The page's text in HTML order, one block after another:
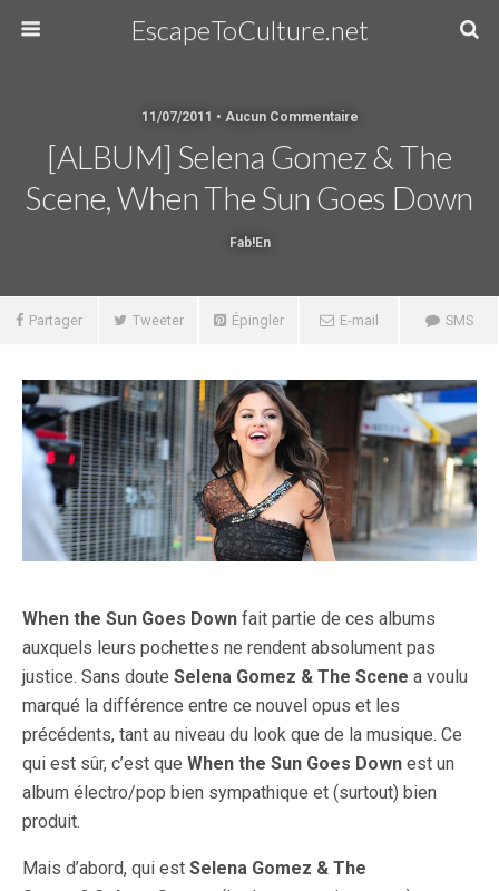
EscapeToCulture.net
11/07/2011 • Aucun Commentaire
[ALBUM] Selena Gomez & The
Scene, When The Sun Goes Down
Fab!en
Partager Tweeter Épingler E-mail SMS
When the Sun Goes Down fait partie de ces albums
auxquels leurs pochettes ne rendent absolument pas
justice. Sans doute Selena Gomez & The Scene a voulu
marqué la différence entre ce nouvel opus et les
précédents, tant au niveau du look que de la musique. Ce
qui est sûr, c’est que When the Sun Goes Down est un
album électro/pop bien sympathique et (surtout) bien
produit.
Mais d’abord, qui est Selena Gomez & The